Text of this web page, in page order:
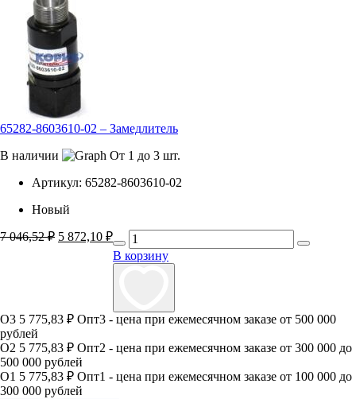
65282-8603610-02 – Замедлитель
В наличии
От 1 до 3 шт.
Артикул: 65282-8603610-02
Новый
7 046,52₽ Первоначальная
составляла
5 872,10 ₽ Текущая
цена:
5
В корзину
О3 5 775,83 ₽ Опт3 - цена при ежемесячном заказе от 500 000
рублей
О2 5 775,83 ₽ Опт2 - цена при ежемесячном заказе от 300 000 до
500 000 рублей
О1 5 775,83 ₽ Опт1 - цена при ежемесячном заказе от 100 000 до
300 000 рублей